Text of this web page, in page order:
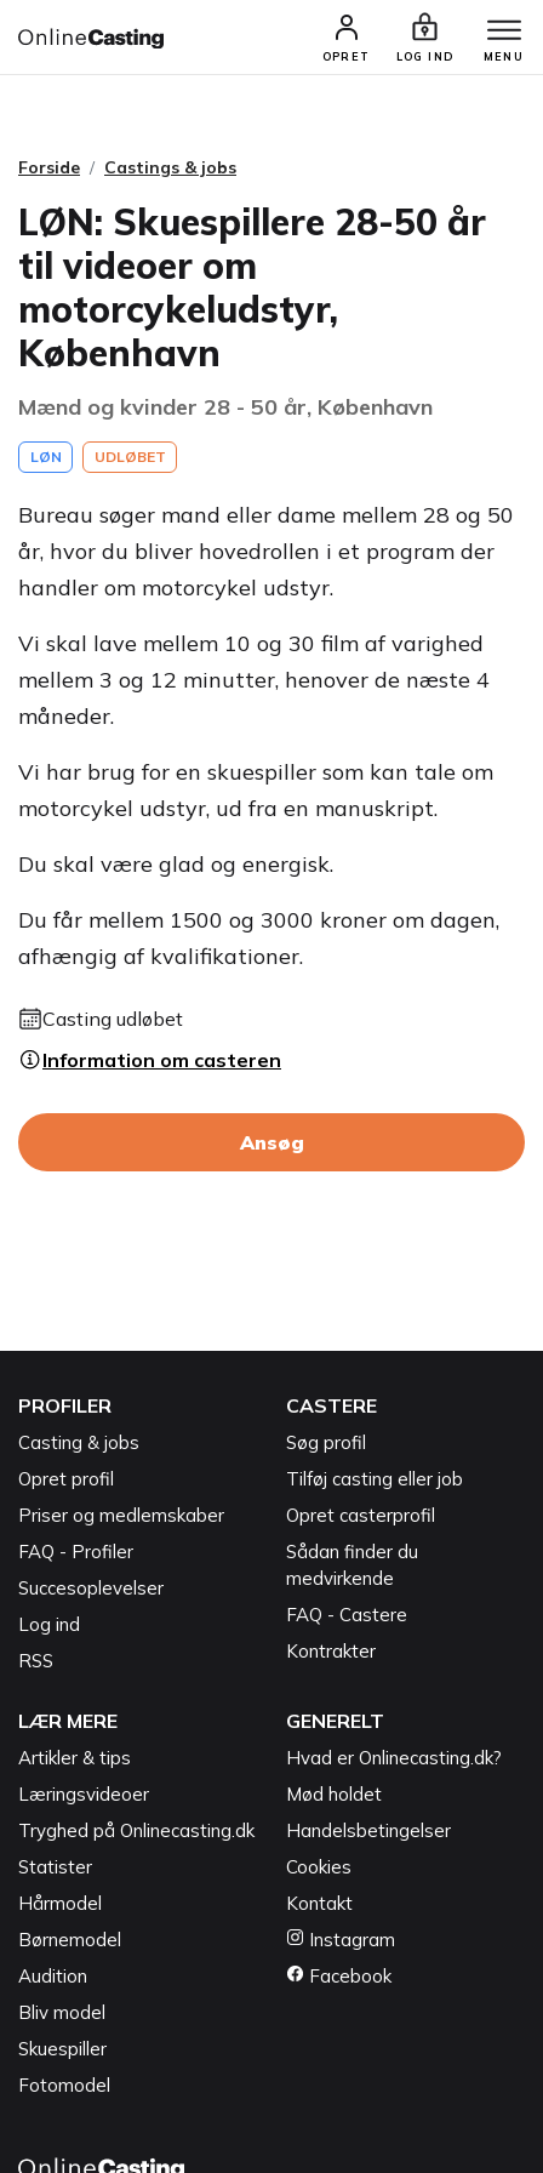
OPRET LOG IND MENU
CASTINGS & JOBS SØG PROFIL
Forside Castings & jobs
LØN: Skuespillere 28-50 år
til videoer om
motorcykeludstyr,
København
Mænd og kvinder 28 - 50 år, København
LØN UDLØBET
Bureau søger mand eller dame mellem 28 og 50
år, hvor du bliver hovedrollen i et program der
handler om motorcykel udstyr.
Vi skal lave mellem 10 og 30 film af varighed
mellem 3 og 12 minutter, henover de næste 4
måneder.
Vi har brug for en skuespiller som kan tale om
motorcykel udstyr, ud fra en manuskript.
Du skal være glad og energisk.
Du får mellem 1500 og 3000 kroner om dagen,
afhængig af kvalifikationer.
Casting udløbet
Information om casteren
Ansøg
PROFILER
Casting & jobs
Opret profil
Priser og medlemskaber
FAQ - Profiler
Succesoplevelser
Log ind
RSS
CASTERE
Søg profil
Tilføj casting eller job
Opret casterprofil
Sådan finder du
medvirkende
FAQ - Castere
Kontrakter
LÆR MERE
Artikler & tips
Læringsvideoer
Tryghed på Onlinecasting.dk
Statister
Hårmodel
Børnemodel
Audition
Bliv model
Skuespiller
Fotomodel
GENERELT
Hvad er Onlinecasting.dk?
Mød holdet
Handelsbetingelser
Cookies
Kontakt
Instagram
Facebook